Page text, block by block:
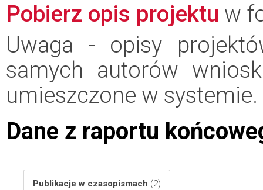
Pobierz opis projektu w
Uwaga - opisy
samych autorów
umieszczone w systemie.
Dane z raportu
Publikacje w czasopismach (2)